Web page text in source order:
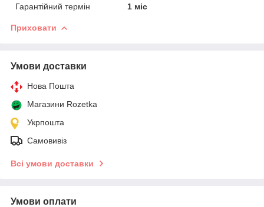
Гарантійний термін
1 міс
Приховати
Умови доставки
Нова Пошта
Магазини Rozetka
Укрпошта
Самовивіз
Всі умови доставки
Умови оплати